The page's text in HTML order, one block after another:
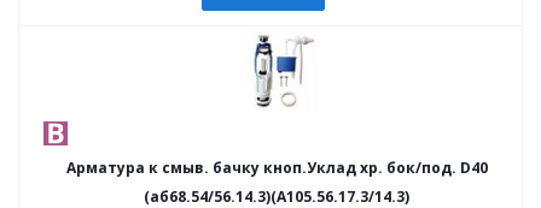
Арматура к смыв. бачку кноп.Уклад хр. бок/под. D40
(аб68.54/56.14.3)(А105.56.17.3/14.3)